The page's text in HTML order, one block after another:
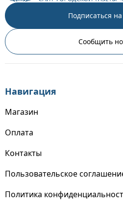
Подписаться
Сообщить
Навигация
Магазин
Оплата
Контакты
Пользовательское
Политика